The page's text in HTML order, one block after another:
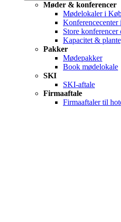
Møder & konferencer
Mødelokaler i
Konferencecenter
Store konferencer
Kapacitet &
Pakker
Mødepakker
Book mødelokale
SKI
SKI-aftale
Firmaaftale
Firmaaftaler til